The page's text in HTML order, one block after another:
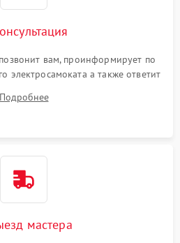
вам, проинформирует по
электросамоката а также ответит
Подробнее
мастера